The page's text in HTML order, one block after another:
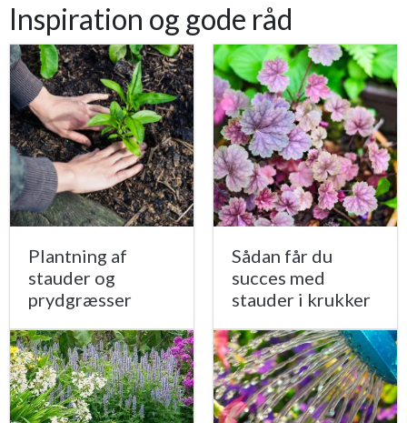
Inspiration og gode råd
Plantning af
stauder og
prydgræsser
Sådan får du
succes med
stauder i krukker